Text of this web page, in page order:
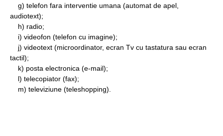
g) telefon fara interventie umana (automat de apel,
audiotext);
h) radio;
i) videofon (telefon cu imagine);
j) videotext (microordinator, ecran Tv cu tastatura sau ecran
tactil);
k) posta electronica (e-mail);
l) telecopiator (fax);
m) televiziune (teleshopping).